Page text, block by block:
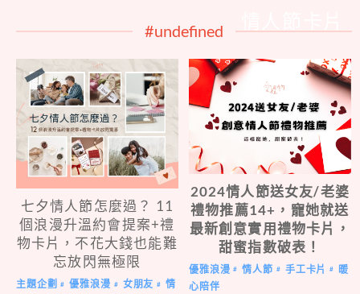
#undefined
七夕情人節怎麼過？ 11
個浪漫升溫約會提案+禮
物卡片，不花大錢也能難
忘放閃無極限
主題企劃 # 優雅浪漫 # 女朋友 #
情
2024情人節送女友/老婆
禮物推薦14+，寵她就送
最新創意實用禮物卡片，
甜蜜指數破表！
優雅浪漫 # 情人節 # 手工卡片 #
暖
心陪伴